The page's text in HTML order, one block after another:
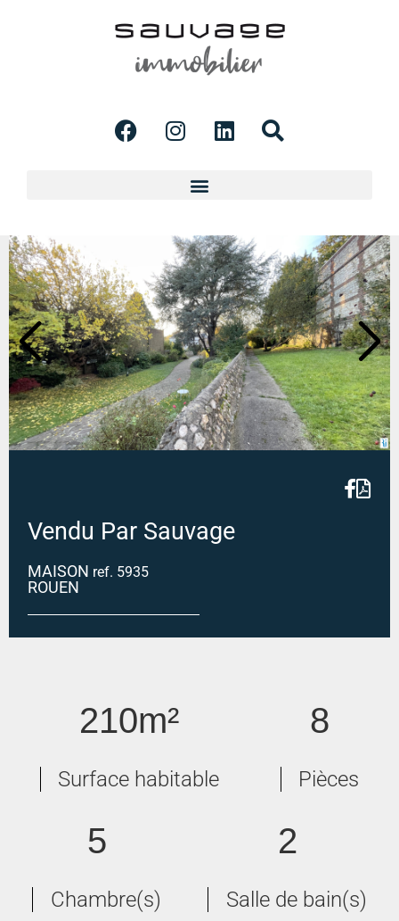
Vendu Par Sauvage
MAISON ref. 5935
ROUEN
210m²
Surface habitable
8
Pièces
5
Chambre(s)
2
Salle de bain(s)